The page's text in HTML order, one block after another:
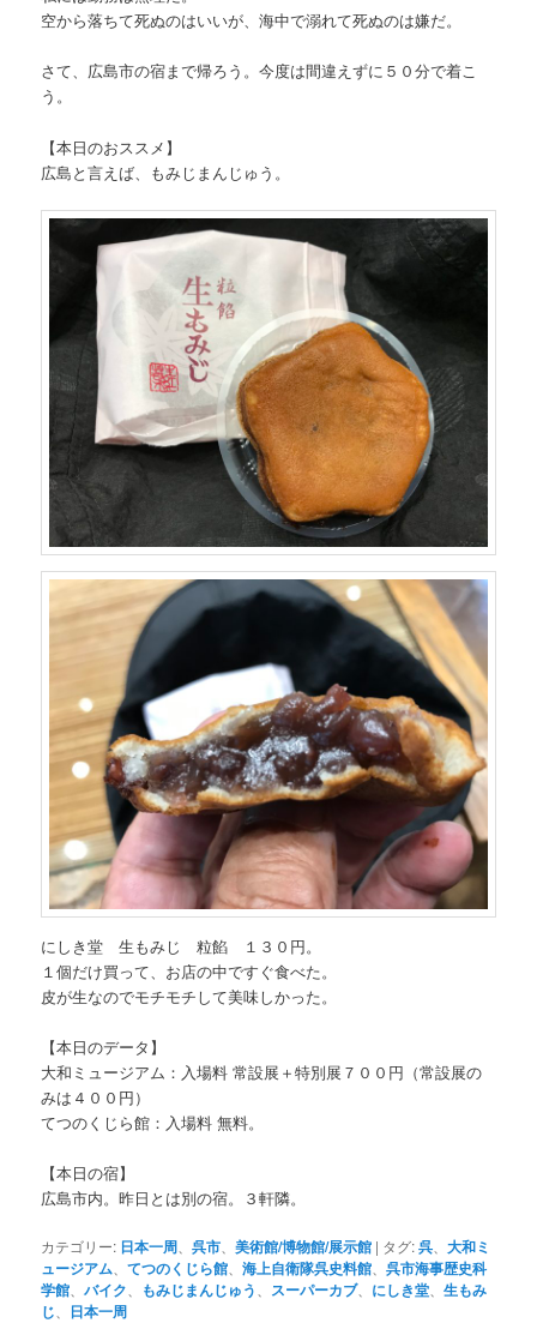
空から落ちて死ぬのはいいが、海中で溺れて死ぬのは嫌だ。
さて、広島市の宿まで帰ろう。今度は間違えずに５０分で着こ
う。
【本日のおススメ】
広島と言えば、もみじまんじゅう。
にしき堂 生もみじ 粒餡 １３０円。
１個だけ買って、お店の中ですぐ食べた。
皮が生なのでモチモチして美味しかった。
【本日のデータ】
大和ミュージアム：入場料 常設展＋特別展７００円（常設展の
みは４００円）
てつのくじら館：入場料 無料。
【本日の宿】
広島市内。昨日とは別の宿。３軒隣。
カテゴリー: 日本一周 、呉市 、美術館/博物館/展示館 | タグ:呉 、大和ミ
ュージアム 、てつのくじら館 、海上自衛隊呉史料館 、呉市海事歴史科
学館 、バイク もみじまんじゅう スーパーカブ、 にしき堂 、生もみ
じ
日本一周